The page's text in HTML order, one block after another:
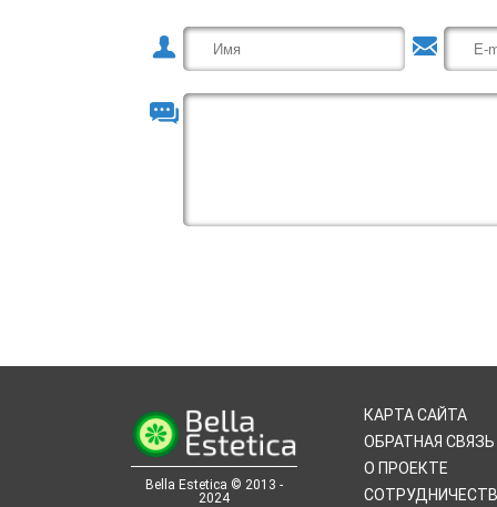
Bella Estetica © 2013 -
2024
КАРТА САЙТА
ОБРАТНАЯ СВЯЗЬ
О ПРОЕКТЕ